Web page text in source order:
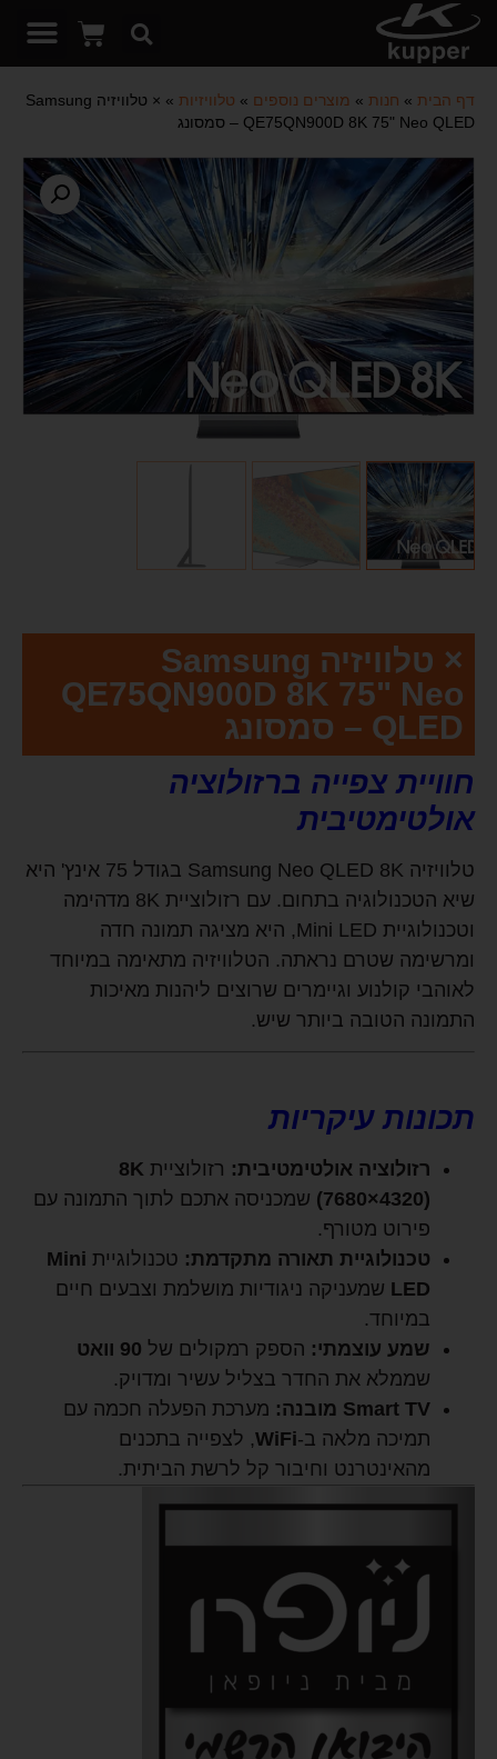
× טלוויזיה Samsung
QE75QN900D 8K 75" Neo
QLED – סמסונג
חוויית צפייה ברזולוציה
אולטימטיבית
טלוויזיה Samsung Neo QLED 8K בגודל 75 אינץ' היא
שיא הטכנולוגיה בתחום. עם רזולוציית 8K מדהימה
וטכנולוגיית Mini LED, היא מציגה תמונה חדה
ומרשימה שטרם נראתה. הטלוויזיה מתאימה במיוחד
לאוהבי קולנוע וגיימרים שרוצים ליהנות מאיכות
התמונה הטובה ביותר שיש.
תכונות עיקריות
רזולוציה אולטימטיבית: רזולוציית 8K
(7680×4320) שמכניסה אתכם לתוך התמונה עם
פירוט מטורף.
טכנולוגיית תאורה מתקדמת: טכנולוגיית Mini
LED שמעניקה ניגודיות מושלמת וצבעים חיים
במיוחד.
שמע עוצמתי: הספק רמקולים של 90 וואט
שממלא את החדר בצליל עשיר ומדויק.
Smart TV מובנה:
מערכת הפעלה חכמה עם
תמיכה מלאה ב-WiFi, לצפייה בתכנים
מהאינטרנט וחיבור קל לרשת הביתית.
דף הבית » חנות » מוצרים נוספים » טלוויזיות »
× טלוויזיה Samsung
QE75QN900D 8K 75" Neo QLED – סמסונג